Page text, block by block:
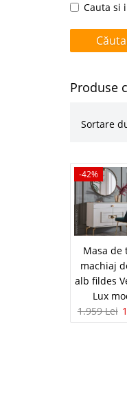
Cauta si
Produse
Sortare
-42%
-42%
Masa de
machiaj
alb fildes
Lux
1.959 Lei